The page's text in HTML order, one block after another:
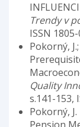
Trendy v
ISSN
Pokorný,
Quality
s.141-153,
Pokorný,